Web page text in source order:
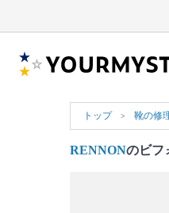
トップ 靴の修
RENNONのビフ